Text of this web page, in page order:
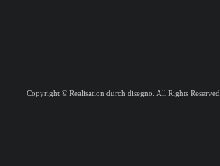
Copyright © Realisation durch disegno. All Rights Reserved.